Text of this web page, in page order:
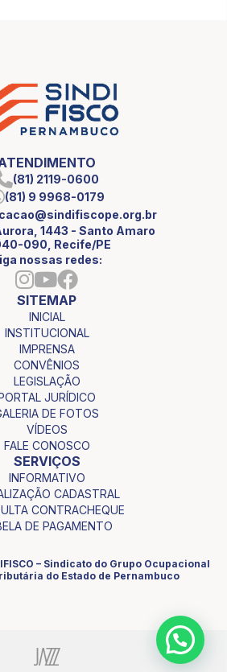
(81) 2119-0600
(81) 9 9968-0179
1443 - Santo Amaro
090, Recife/PE
nossas redes:
SITEMAP
INICIAL
INSTITUCIONAL
IMPRENSA
CONVÊNIOS
LEGISLAÇÃO
JURÍDICO
DE FOTOS
VÍDEOS
FALE CONOSCO
SERVIÇOS
INFORMATIVO
CADASTRAL
CONTRACHEQUE
DE PAGAMENTO
– Sindicato do Grupo Ocupacional
do Estado de Pernambuco